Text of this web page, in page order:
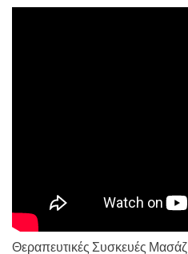
Θεραπευτικές Συσκευές Μασάζ